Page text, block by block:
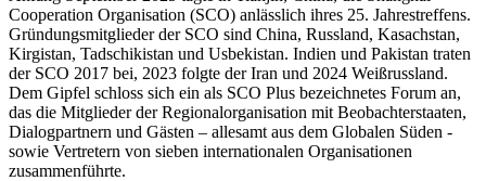
Cooperation Organisation (SCO) anlässlich ihres 25. Jahrestreffens.
Gründungsmitglieder der SCO sind China, Russland, Kasachstan,
Kirgistan, Tadschikistan und Usbekistan. Indien und Pakistan traten
der SCO 2017 bei, 2023 folgte der Iran und 2024 Weißrussland.
Dem Gipfel schloss sich ein als SCO Plus bezeichnetes Forum an,
das die Mitglieder der Regionalorganisation mit Beobachterstaaten,
Dialogpartnern und Gästen – allesamt aus dem Globalen Süden -
sowie Vertretern von sieben internationalen Organisationen
zusammenführte.